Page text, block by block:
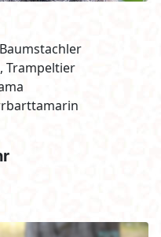
Trampeltier